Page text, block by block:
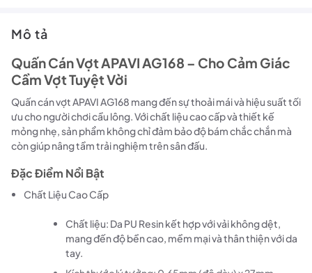
Mô tả
Quấn Cán Vợt APAVI AG168 – Cho Cảm Giác
Cầm Vợt Tuyệt Vời
Quấn cán vợt APAVI AG168 mang đến sự thoải mái và hiệu suất tối
ưu cho người chơi cầu lông. Với chất liệu cao cấp và thiết kế
mỏng nhẹ, sản phẩm không chỉ đảm bảo độ bám chắc chắn mà
còn giúp nâng tầm trải nghiệm trên sân đấu.
Đặc Điểm Nổi Bật
Chất Liệu Cao Cấp
Chất liệu: Da PU Resin kết hợp với vải không dệt,
mang đến độ bền cao, mềm mại và thân thiện với da
tay.